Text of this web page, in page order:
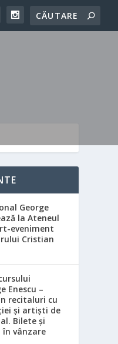
George
la Ateneul
eveniment
Cristian
Enescu –
recitaluri cu
și artiști de
Bilete și
vânzare